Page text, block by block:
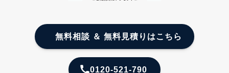
無料相談 ＆ 無料見積りはこちら
0120-521-790